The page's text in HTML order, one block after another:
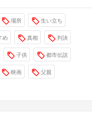
場所 生い立ち
め 真相 判決
子供 都市伝説
映画 父親